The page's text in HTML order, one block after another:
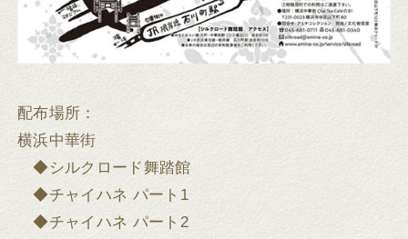
配布場所：
横浜中華街
◆シルクロード舞踏館
◆チャイハネ パート1
◆チャイハネ パート2